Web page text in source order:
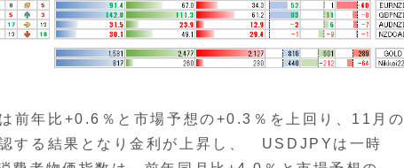
前年比+0.6％と市場予想の+0.3％を上回り、11月の
する結果となり金利が上昇し、 USDJPYは一時